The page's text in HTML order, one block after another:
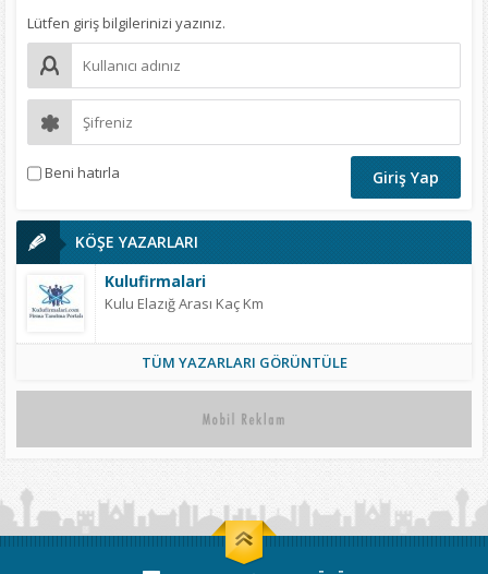
Lütfen giriş bilgilerinizi yazınız.
Beni hatırla
KÖŞE YAZARLARI
Kulufirmalari
Kulu Elazığ Arası Kaç Km
TÜM YAZARLARI GÖRÜNTÜLE